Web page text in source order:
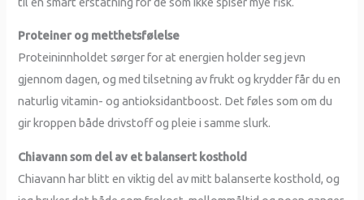
Proteiner og metthetsfølelse
Proteininnholdet sørger for at energien holder seg jevn
gjennom dagen, og med tilsetning av frukt og krydder får du en
naturlig vitamin- og antioksidantboost. Det føles som om du
gir kroppen både drivstoff og pleie i samme slurk.
Chiavann som del av et balansert kosthold
Chiavann har blitt en viktig del av mitt balanserte kosthold, og